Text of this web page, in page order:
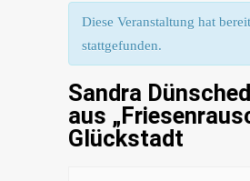
AUTORENWELT
KONTAKT
IMPRESSUM
DATENSCHUTZ
Diese Veranstaltung hat
stattgefunden.
Sandra
aus
Glückstadt